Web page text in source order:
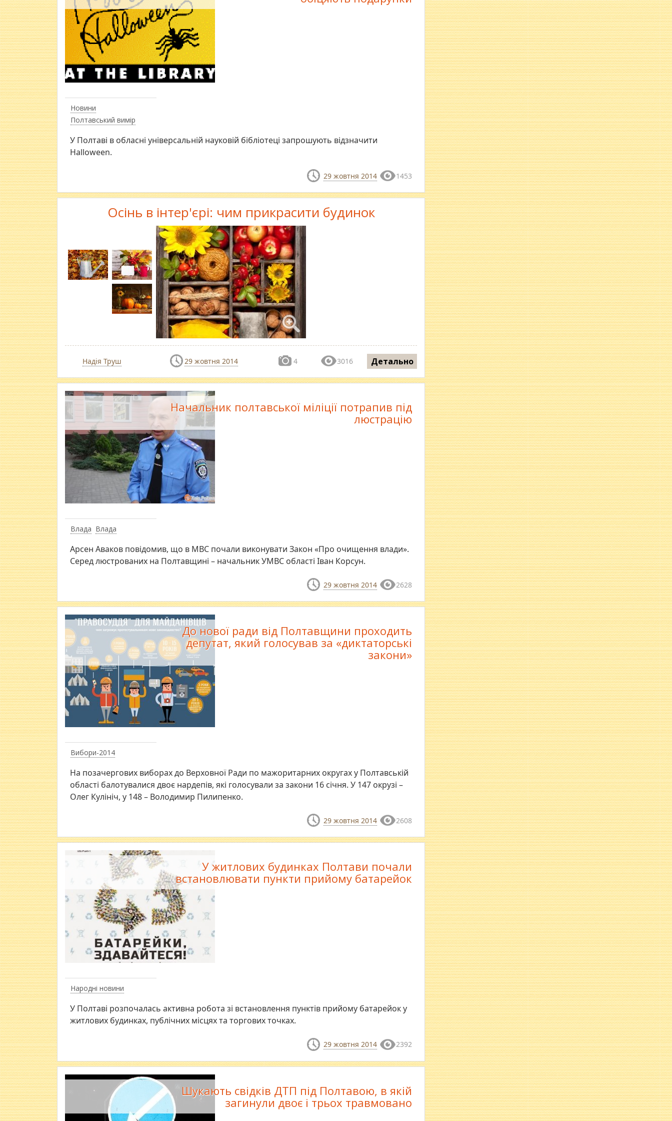
Новини
Полтавський вимір
У Полтаві в обласні універсальній науковій бібліотеці запрошують відзначити
Halloween.
29 жовтня 2014 1453
Осінь в інтер'єрі: чим прикрасити будинок
Надія Труш 29 жовтня 2014 4 3016 Детально
Влада Влада
Начальник полтавської міліції потрапив під
люстрацію
​Арсен Аваков повідомив, що в МВС почали виконувати Закон «Про очищення влади».
Серед люстрованих на Полтавщині – начальник УМВС області Іван Корсун.
29 жовтня 2014 2628
Вибори-2014
До нової ради від Полтавщини проходить
депутат, який голосував за «диктаторські
закони»
​На позачергових виборах до Верховної Ради по мажоритарних округах у Полтавській
області балотувалися двоє нардепів, які голосували за закони 16 січня. У 147 окрузі –
Олег Кулініч, у 148 – Володимир Пилипенко.
29 жовтня 2014 2608
Народні новини
У житлових будинках Полтави почали
встановлювати пункти прийому батарейок
У Полтаві розпочалась активна робота зі встановлення пунктів прийому батарейок у
житлових будинках, публічних місцях та торгових точках.
29 жовтня 2014 2392
Шукають свідків ДТП під Полтавою, в якій
загинули двоє і трьох травмовано